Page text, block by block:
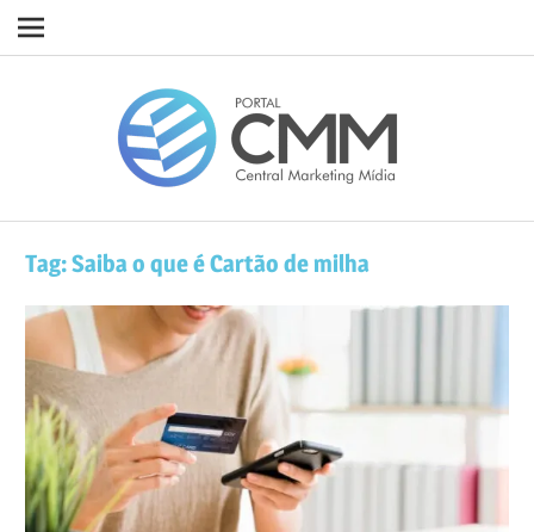
Navigation
Tag:Saiba o que é Cartão de milha